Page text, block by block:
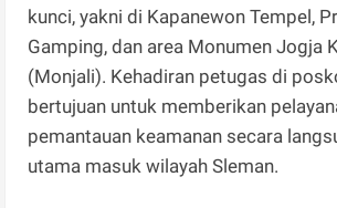
kunci, yakni di Kapanewon Tempel,
Gamping, dan area Monumen Jogja
(Monjali). Kehadiran petugas di
bertujuan untuk memberikan
pemantauan keamanan secara
utama masuk wilayah Sleman.